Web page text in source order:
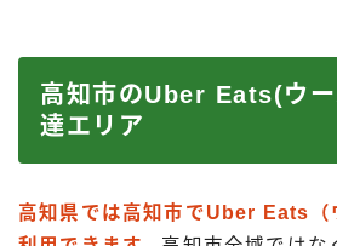
高知市のUber Eats(ウ
達エリア
高知県では高知市でUber Eats（